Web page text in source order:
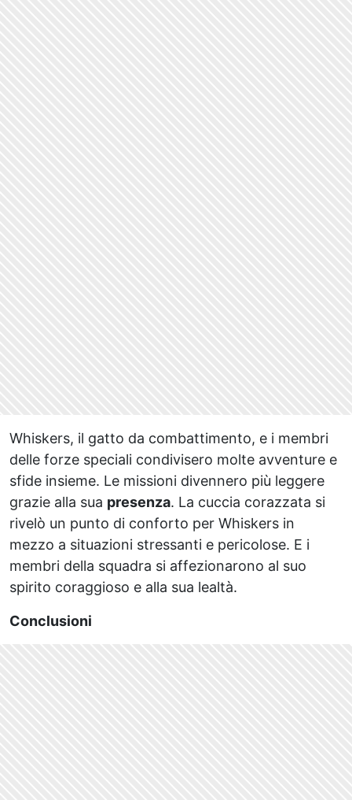
Whiskers, il gatto da combattimento, e i membri
delle forze speciali condivisero molte avventure e
sfide insieme. Le missioni divennero più leggere
grazie alla sua presenza. La cuccia corazzata si
rivelò un punto di conforto per Whiskers in
mezzo a situazioni stressanti e pericolose. E i
membri della squadra si affezionarono al suo
spirito coraggioso e alla sua lealtà.
Conclusioni